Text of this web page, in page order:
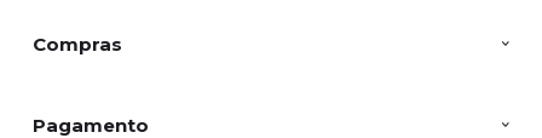
Compras
Pagamento